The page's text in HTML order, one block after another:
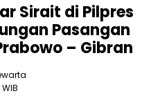
Sirait di Pilpres
Pasangan
– Gibran